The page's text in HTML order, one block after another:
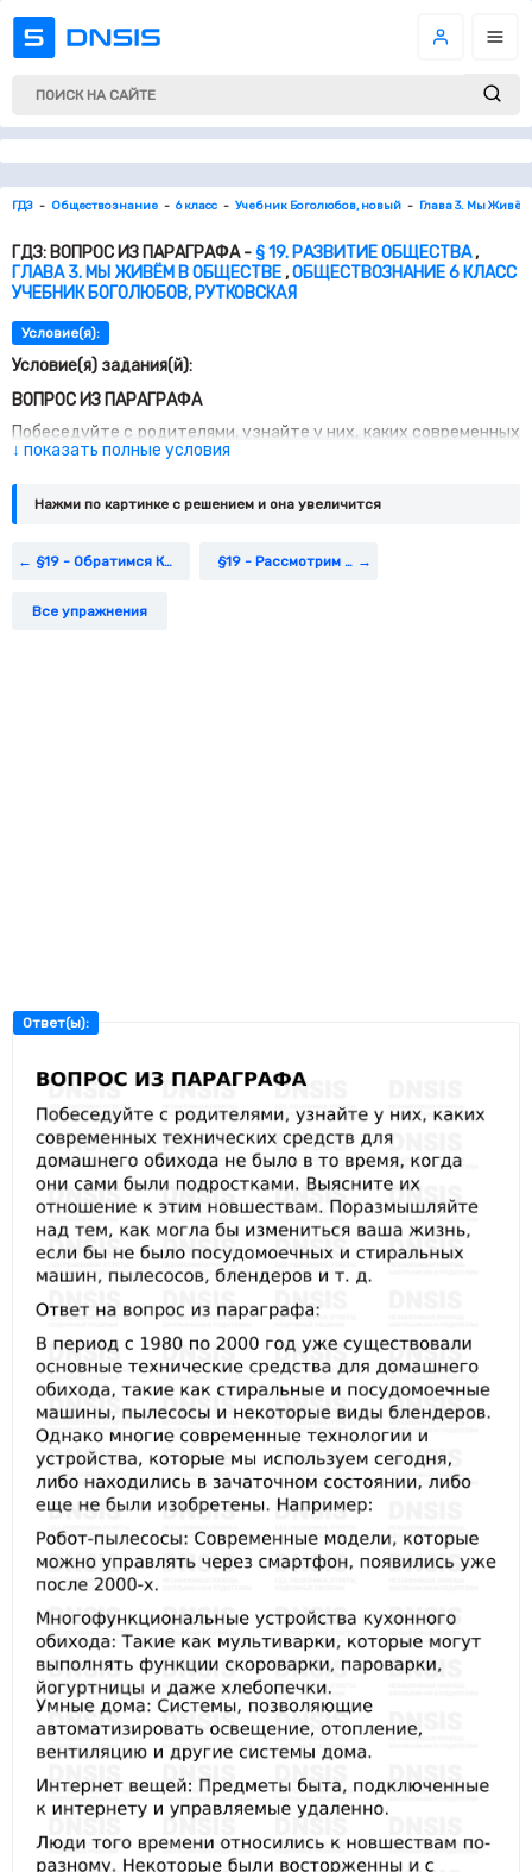
ГДЗ Обществознание 6 класс Учебник Боголюбов, новый Глава 3. Мы
ГДЗ: ВОПРОС ИЗ ПАРАГРАФА -§ 19. РАЗВИТИЕ ОБЩЕСТВА,
ГЛАВА 3. МЫ ЖИВЁМ В ОБЩЕСТВЕ,ОБЩЕСТВОЗНАНИЕ 6 КЛАСС
УЧЕБНИК БОГОЛЮБОВ, РУТКОВСКАЯ
Условие(я):
Условие(я) задания(й):
ВОПРОС ИЗ ПАРАГРАФА
Побеседуйте с родителями, узнайте у них, каких современных
технических средств для домашнего обихода не было в то
отношение к этим новшествам. Поразмышляйте над тем, как
могла бы измениться ваша жизнь, если бы не было
посудомоечных и стиральных машин, пылесосов, блендеров и
↓ показать полные условия
Нажми по картинке c решением и она увеличится
§19 - Обратимся К Фактам (1) §19 - Рассмотрим Изображения (1)
Все упражнения
Ответ(ы):